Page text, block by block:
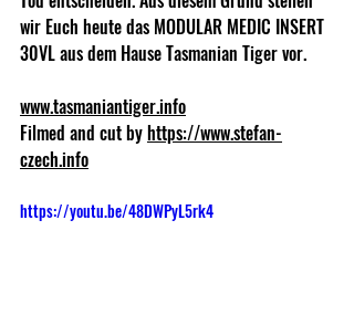
wir Euch heute das MODULAR MEDIC INSERT
30VL aus dem Hause Tasmanian Tiger vor.
www.tasmaniantiger.info
Filmed and cut by https://www.stefan-
czech.info
https://youtu.be/48DWPyL5rk4